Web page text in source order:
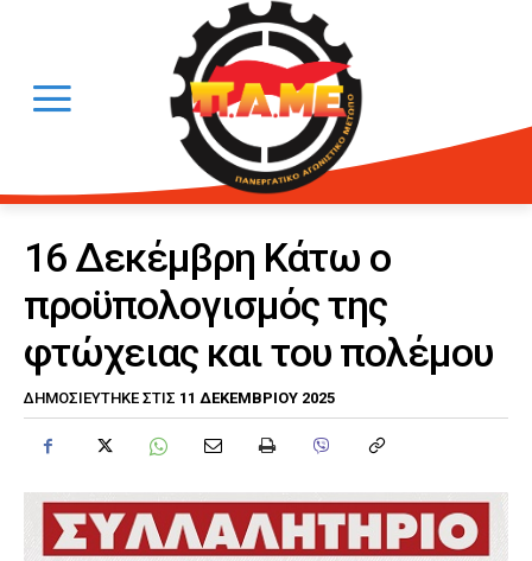
16 Δεκέμβρη Κάτω ο
προϋπολογισμός της
φτώχειας και του πολέμου
ΔΗΜΟΣΙΕΎΤΗΚΕ ΣΤΙΣ 11 ΔΕΚΕΜΒΡΊΟΥ 2025